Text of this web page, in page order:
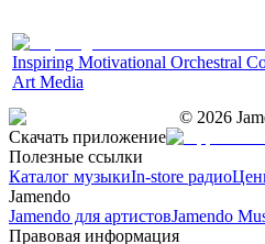
Inspiring Motivational Orchestral
Art Media
© 2026
Скачать приложение
Полезные ссылки
Каталог музыкиIn-store радио
Jamendo
Jamendo для артистовJamendo
Правовая информация